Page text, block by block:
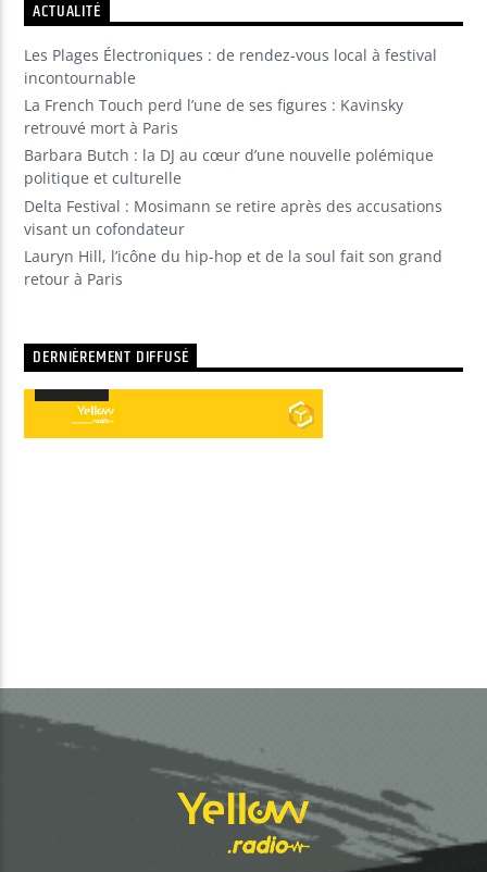
Yellow Radio
Yellow Riviera
Yellow Party
ACTUALITÉ
Les Plages Électroniques : de rendez-vous local à festival
incontournable
La French Touch perd l’une de ses figures : Kavinsky
retrouvé mort à Paris
Barbara Butch : la DJ au cœur d’une nouvelle polémique
politique et culturelle
Delta Festival : Mosimann se retire après des accusations
visant un cofondateur
Lauryn Hill, l’icône du hip-hop et de la soul fait son grand
retour à Paris
DERNIÈREMENT DIFFUSÉ
Lecteur
audio